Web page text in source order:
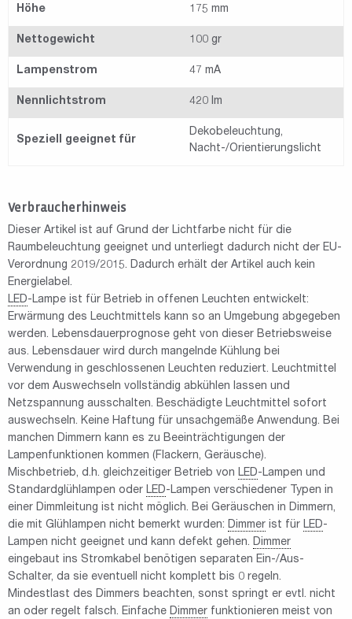
Höhe 175 mm
Nettogewicht 100 gr
Lampenstrom 47 mA
Nennlichtstrom 420 lm
Speziell geeignet für
Dekobeleuchtung,
Nacht-/Orientierungslicht
Verbraucherhinweis
Dieser Artikel ist auf Grund der Lichtfarbe nicht für die
Raumbeleuchtung geeignet und unterliegt dadurch nicht der EU-
Verordnung 2019/2015. Dadurch erhält der Artikel auch kein
Energielabel.
LED-Lampe ist für Betrieb in offenen Leuchten entwickelt:
Erwärmung des Leuchtmittels kann so an Umgebung abgegeben
werden. Lebensdauerprognose geht von dieser Betriebsweise
aus. Lebensdauer wird durch mangelnde Kühlung bei
Verwendung in geschlossenen Leuchten reduziert. Leuchtmittel
vor dem Auswechseln vollständig abkühlen lassen und
Netzspannung ausschalten. Beschädigte Leuchtmittel sofort
auswechseln. Keine Haftung für unsachgemäße Anwendung. Bei
manchen Dimmern kann es zu Beeinträchtigungen der
Lampenfunktionen kommen (Flackern, Geräusche).
Mischbetrieb, d.h. gleichzeitiger Betrieb von LED-Lampen und
Standardglühlampen oder LED-Lampen verschiedener Typen in
einer Dimmleitung ist nicht möglich. Bei Geräuschen in Dimmern,
die mit Glühlampen nicht bemerkt wurden: Dimmer ist für LED-
Lampen nicht geeignet und kann defekt gehen. Dimmer
eingebaut ins Stromkabel benötigen separaten Ein-/Aus-
Schalter, da sie eventuell nicht komplett bis 0 regeln.
Mindestlast des Dimmers beachten, sonst springt er evtl. nicht
an oder regelt falsch. Einfache Dimmer funktionieren meist von